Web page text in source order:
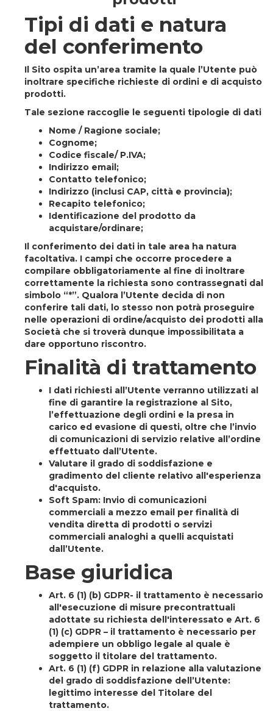
Tipi di dati e natura
del conferimento
Il Sito ospita un’area tramite la quale l’Utente può
inoltrare specifiche richieste di ordini e di acquisto
prodotti.
Tale sezione raccoglie le seguenti tipologie di dati
Nome / Ragione sociale;
Cognome;
Codice fiscale/ P.IVA;
Indirizzo email;
Contatto telefonico;
Indirizzo (inclusi CAP, città e provincia);
Recapito telefonico;
Identificazione del prodotto da
acquistare/ordinare;
Il conferimento dei dati in tale area ha natura
facoltativa. I campi che occorre procedere a
compilare obbligatoriamente al fine di inoltrare
correttamente la richiesta sono contrassegnati dal
simbolo “*”. Qualora l’Utente decida di non
conferire tali dati, lo stesso non potrà proseguire
nelle operazioni di ordine/acquisto dei prodotti alla
Società che si troverà dunque impossibilitata a
dare opportuno riscontro.
Finalità di trattamento
I dati richiesti all’Utente verranno utilizzati al
fine di garantire la registrazione al Sito,
l’effettuazione degli ordini e la presa in
carico ed evasione di questi, oltre che l’invio
di comunicazioni di servizio relative all’ordine
effettuato dall’Utente.
Valutare il grado di soddisfazione e
gradimento del cliente relativo all'esperienza
d'acquisto.
Soft Spam: Invio di comunicazioni
commerciali a mezzo email per finalità di
vendita diretta di prodotti o servizi
commerciali analoghi a quelli acquistati
dall’Utente.
Base giuridica
Art. 6 (1) (b) GDPR- il trattamento è necessario
all'esecuzione di misure precontrattuali
adottate su richiesta dell'interessato e Art. 6
(1) (c) GDPR – il trattamento è necessario per
adempiere un obbligo legale al quale è
soggetto il titolare del trattamento.
Art. 6 (1) (f) GDPR in relazione alla valutazione
del grado di soddisfazione dell’Utente:
legittimo interesse del Titolare del
trattamento.